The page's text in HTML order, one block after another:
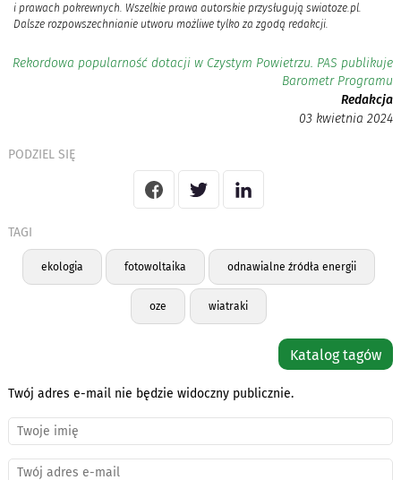
i prawach pokrewnych. Wszelkie prawa autorskie przysługują swiatoze.pl.
Dalsze rozpowszechnianie utworu możliwe tylko za zgodą redakcji.
Rekordowa popularność dotacji w Czystym Powietrzu. PAS publikuje
Barometr Programu
Redakcja
03 kwietnia 2024
PODZIEL SIĘ
TAGI
ekologia fotowoltaika odnawialne źródła energii
oze wiatraki
Katalog tagów
Twój adres e-mail nie będzie widoczny publicznie.